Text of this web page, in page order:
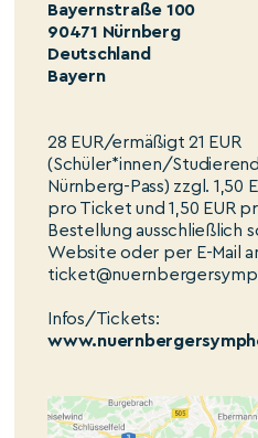
Bayernstraße 100
90471 Nürnberg
Deutschland
Bayern
28 EUR/ermäßigt 21 EUR
(Schüler*innen/
Nürnberg-Pass) zzgl. 1,50
pro Ticket und 1,50 EUR
Bestellung ausschließlich
Website oder per E-Mail
Infos/Tickets: